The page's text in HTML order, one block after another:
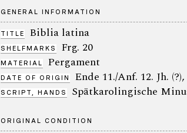
GENERAL INFORMATION
TITLE Biblia latina
SHELFMARKS Frg. 20
MATERIAL Pergament
DATE OF ORIGIN Ende 11./Anf. 12. Jh.
SCRIPT, HANDS Spätkarolingische
ORIGINAL CONDITION